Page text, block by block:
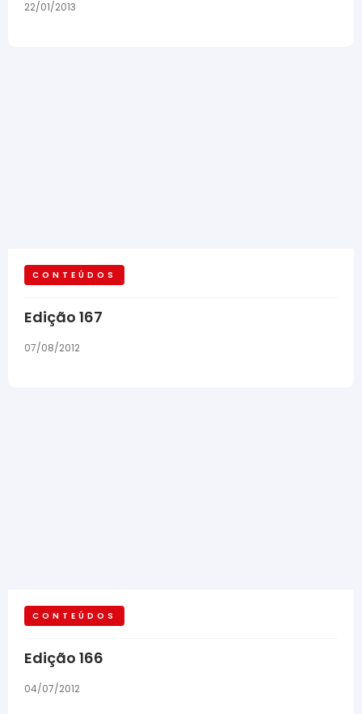
22/01/2013
CONTEÚDOS
Edição 167
07/08/2012
CONTEÚDOS
Edição 166
04/07/2012